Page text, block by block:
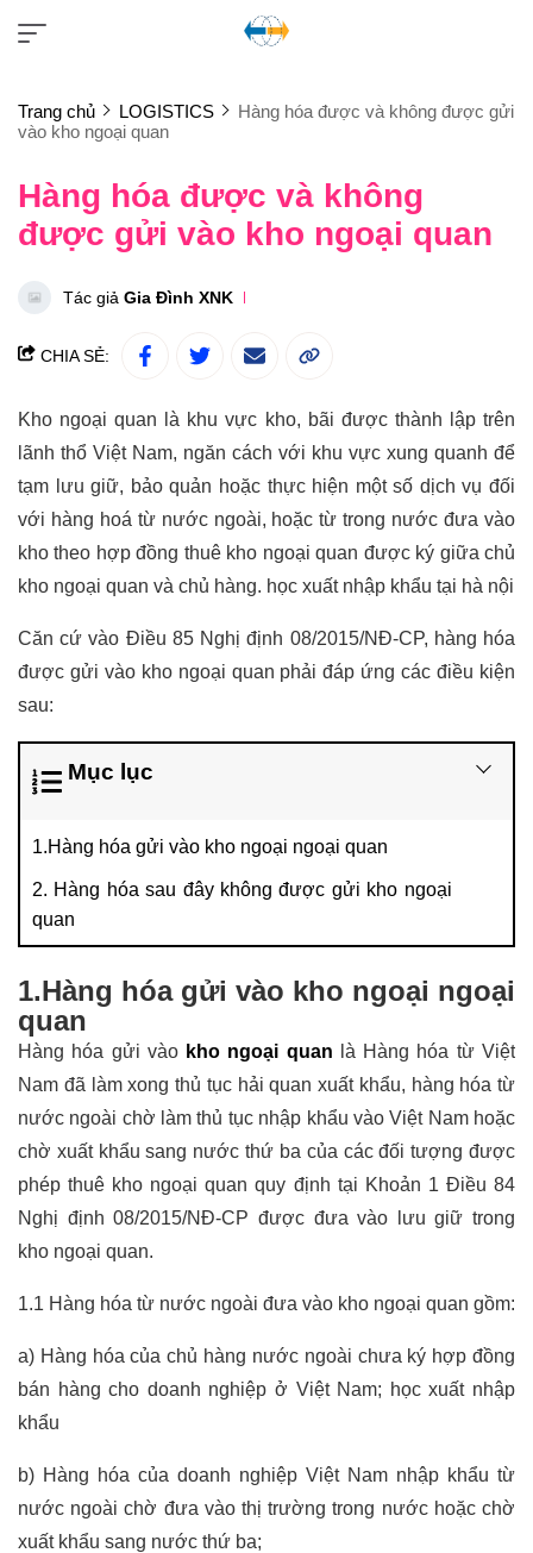
Trang chủ LOGISTICS
Hàng hóa được và không được gửi
vào kho ngoại quan
Hàng hóa được và không
được gửi vào kho ngoại quan
Tác giả Gia Đình XNK
CHIA SẺ:
Kho ngoại quan là khu vực kho, bãi được thành lập trên
lãnh thổ Việt Nam, ngăn cách với khu vực xung quanh để
tạm lưu giữ, bảo quản hoặc thực hiện một số dịch vụ đối
với hàng hoá từ nước ngoài, hoặc từ trong nước đưa vào
kho theo hợp đồng thuê kho ngoại quan được ký giữa chủ
kho ngoại quan và chủ hàng. học xuất nhập khẩu tại hà nội
Căn cứ vào Điều 85 Nghị định 08/2015/NĐ-CP, hàng hóa
được gửi vào kho ngoại quan phải đáp ứng các điều kiện
sau:
Mục lục
1.Hàng hóa gửi vào kho ngoại ngoại quan
2. Hàng hóa sau đây không được gửi kho ngoại
quan
1.Hàng hóa gửi vào kho ngoại ngoại
quan
Hàng hóa gửi vào kho ngoại quan là Hàng hóa từ Việt
Nam đã làm xong thủ tục hải quan xuất khẩu, hàng hóa từ
nước ngoài chờ làm thủ tục nhập khẩu vào Việt Nam hoặc
chờ xuất khẩu sang nước thứ ba của các đối tượng được
phép thuê kho ngoại quan quy định tại Khoản 1 Điều 84
Nghị định 08/2015/NĐ-CP được đưa vào lưu giữ trong
kho ngoại quan.
1.1 Hàng hóa từ nước ngoài đưa vào kho ngoại quan gồm:
a) Hàng hóa của chủ hàng nước ngoài chưa ký hợp đồng
bán hàng cho doanh nghiệp ở Việt Nam; học xuất nhập
khẩu
b) Hàng hóa của doanh nghiệp Việt Nam nhập khẩu từ
nước ngoài chờ đưa vào thị trường trong nước hoặc chờ
xuất khẩu sang nước thứ ba;